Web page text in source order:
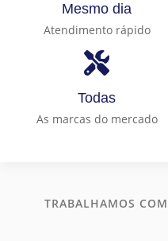
Mesmo dia
Atendimento rápido
Todas
As marcas do mercado
TRABALHAMOS